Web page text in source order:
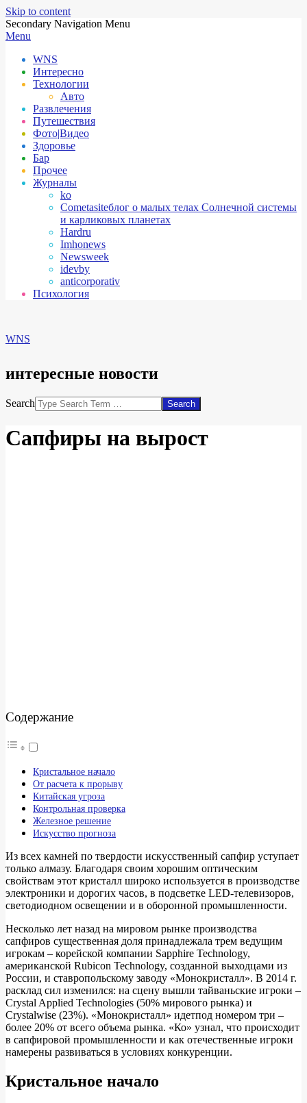
Skip to content
Secondary Navigation Menu
Menu
WNS
Интересно
Технологии
Авто
Развлечения
Путешествия
Фото|Видео
Здоровье
Бар
Прочее
Журналы
ko
Cometasiteблог о малых телах Солнечной системы
и карликовых планетах
Hardru
Imhonews
Newsweek
idevby
anticorporativ
Психология
WNS
интересные новости
Search
Сапфиры на вырост
Содержание
Кристальное начало
От расчета к прорыву
Китайская угроза
Контрольная проверка
Железное решение
Искусство прогноза
Из всех камней по твердости искусственный сапфир уступает
только алмазу. Благодаря своим хорошим оптическим
свойствам этот кристалл широко используется в производстве
электроники и дорогих часов, в подсветке LED-телевизоров,
светодиодном освещении и в оборонной промышленности.
Несколько лет назад на мировом рынке производства
сапфиров существенная доля принадлежала трем ведущим
игрокам – корейской компании Sapphire Technology,
американской Rubicon Technology, созданной выходцами из
России, и ставропольскому заводу «Монокристалл». В 2014 г.
расклад сил изменился: на сцену вышли тайваньские игроки –
Crystal Applied Technologies (50% мирового рынка) и
Crystalwise (23%). «Монокристалл» идетпод номером три –
более 20% от всего объема рынка. «Ко» узнал, что происходит
в сапфировой промышленности и как отечественные игроки
намерены развиваться в условиях конкуренции.
Кристальное начало